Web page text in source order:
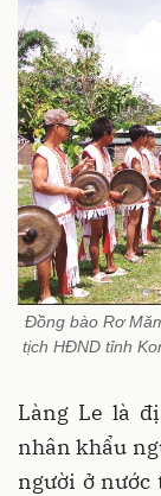
Đồng bào Rơ
tịch HĐND tỉnh
Làng Le là
nhân khẩu
người ở nước